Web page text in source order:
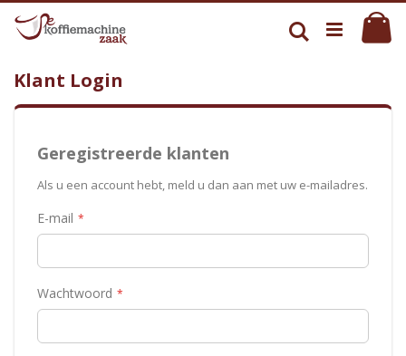
naar
de
Zoek
Klant Login
Geregistreerde klanten
Als u een account hebt, meld u dan aan met uw e-mailadres.
E-mail
Wachtwoord